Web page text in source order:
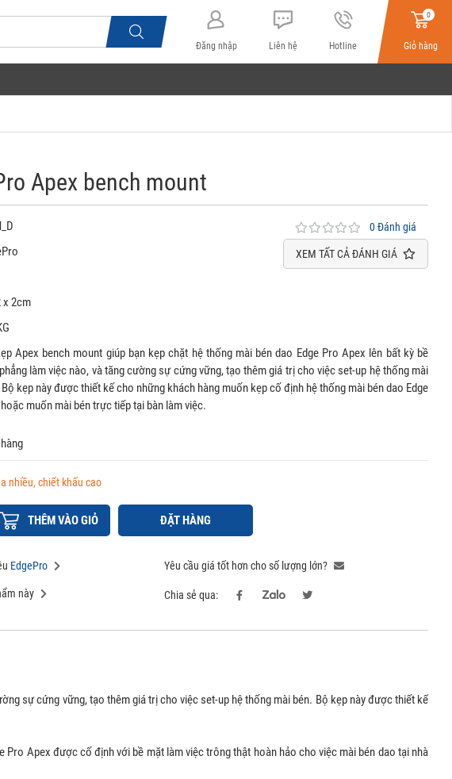
Đăng nhập Liên hệ Hotline
0
Giỏ hàng
Apex bench mount
0 Đánh giá
XEM TẤT CẢ ĐÁNH GIÁ
x 2cm
Apex bench mount giúp bạn kẹp chặt hệ thống mài bén dao Edge Pro Apex lên bất kỳ bề
làm việc nào, và tăng cường sự cứng vững, tạo thêm giá trị cho việc set-up hệ thống mài
Bộ kẹp này được thiết kế cho những khách hàng muốn kẹp cố định hệ thống mài bén dao Edge
muốn mài bén trực tiếp tại bàn làm việc.
nhiều, chiết khấu cao
THÊM VÀO GIỎ ĐẶT HÀNG
EdgePro
này
Yêu cầu giá tốt hơn cho số lượng lớn?
Chia sẻ qua:
sự cứng vững, tạo thêm giá trị cho việc set-up hệ thống mài bén. Bộ kẹp này được thiết kế
Apex được cố định với bề mặt làm việc trông thật hoàn hảo cho việc mài bén dao tại nhà